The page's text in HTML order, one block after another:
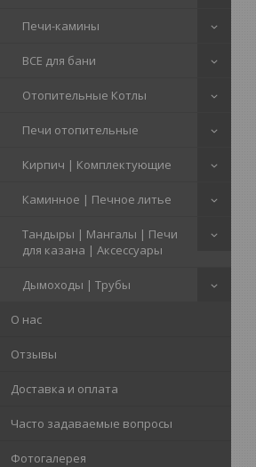
Печи-камины
ВСЕ для бани
Отопительные Котлы
Печи отопительные
Кирпич | Комплектующие
Каминное | Печное литье
Тандыры | Мангалы | Печи
для казана | Аксессуары
Дымоходы | Трубы
О нас
Отзывы
Доставка и оплата
Часто задаваемые вопросы
Фотогалерея